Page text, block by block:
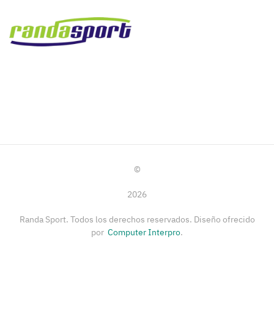
©
2026
Randa Sport. Todos los derechos reservados. Diseño ofrecido
por Computer Interpro.